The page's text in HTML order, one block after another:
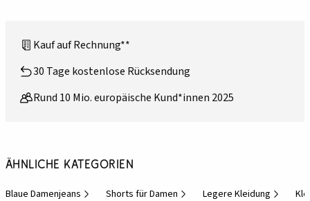
Kauf auf Rechnung**
30 Tage kostenlose Rücksendung
Rund 10 Mio. europäische Kund*innen 2025
Ähnliche Kategorien
Blaue Damenjeans Shorts für Damen Legere Kleidung